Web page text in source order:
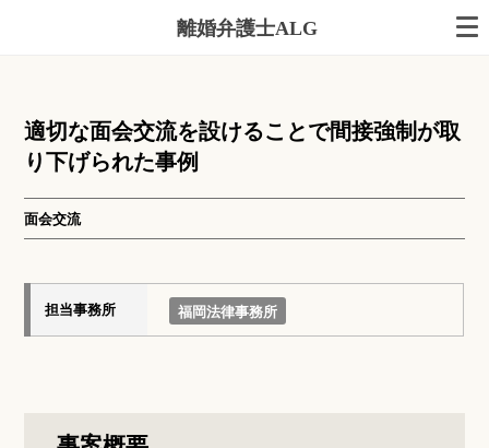
離婚弁護士ALG
適切な面会交流を設けることで間接強制が取
り下げられた事例
面会交流
担当事務所 福岡法律事務所